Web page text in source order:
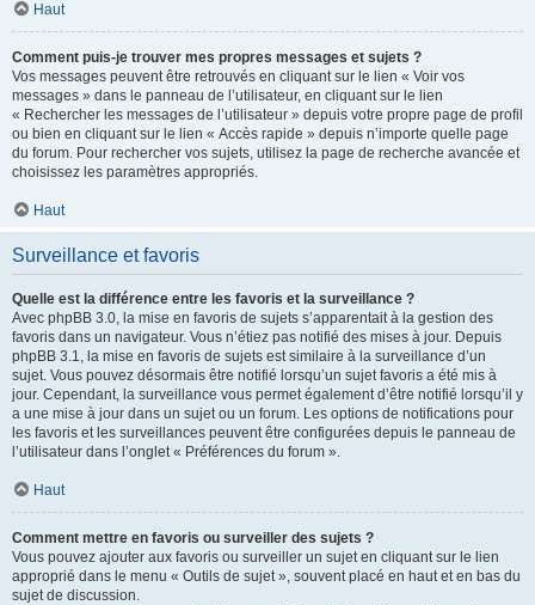
Haut
Comment puis-je trouver mes propres messages et sujets ?
Vos messages peuvent être retrouvés en cliquant sur le lien « Voir vos
messages » dans le panneau de l’utilisateur, en cliquant sur le lien
« Rechercher les messages de l’utilisateur » depuis votre propre page de profil
ou bien en cliquant sur le lien « Accès rapide » depuis n’importe quelle page
du forum. Pour rechercher vos sujets, utilisez la page de recherche avancée et
choisissez les paramètres appropriés.
Haut
Surveillance et favoris
Quelle est la différence entre les favoris et la surveillance ?
Avec phpBB 3.0, la mise en favoris de sujets s’apparentait à la gestion des
favoris dans un navigateur. Vous n’étiez pas notifié des mises à jour. Depuis
phpBB 3.1, la mise en favoris de sujets est similaire à la surveillance d’un
sujet. Vous pouvez désormais être notifié lorsqu’un sujet favoris a été mis à
jour. Cependant, la surveillance vous permet également d’être notifié lorsqu’il y
a une mise à jour dans un sujet ou un forum. Les options de notifications pour
les favoris et les surveillances peuvent être configurées depuis le panneau de
l’utilisateur dans l’onglet « Préférences du forum ».
Haut
Comment mettre en favoris ou surveiller des sujets ?
Vous pouvez ajouter aux favoris ou surveiller un sujet en cliquant sur le lien
approprié dans le menu « Outils de sujet », souvent placé en haut et en bas du
sujet de discussion.